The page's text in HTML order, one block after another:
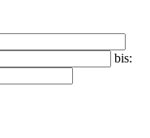
bis: